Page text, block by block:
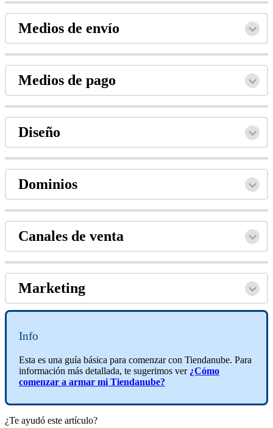
Medios de envío
Medios de pago
Diseño
Dominios
Canales de venta
Marketing
Info
Esta es una guía básica para comenzar con Tiendanube. Para
información más detallada, te sugerimos ver ¿Cómo
comenzar a armar mi Tiendanube?
¿Te ayudó este artículo?